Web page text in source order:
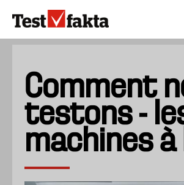
contenu
Comment
testons -
machines à